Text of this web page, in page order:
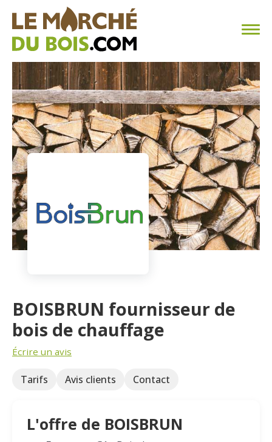
CHAUFFAGE AU BOIS
FAQ
CALCULER SA CONSOMMATION
TROUVER SON FOURNISSEUR
BLOG
ESPACE PRO
BOISBRUN fournisseur de
bois de chauffage
Écrire un avis
Tarifs Avis clients Contact
L'offre de BOISBRUN